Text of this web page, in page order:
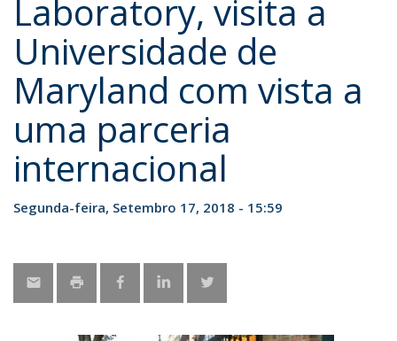
Laboratory, visita a
Universidade de
Maryland com vista a
uma parceria
internacional
Segunda-feira, Setembro 17, 2018 - 15:59